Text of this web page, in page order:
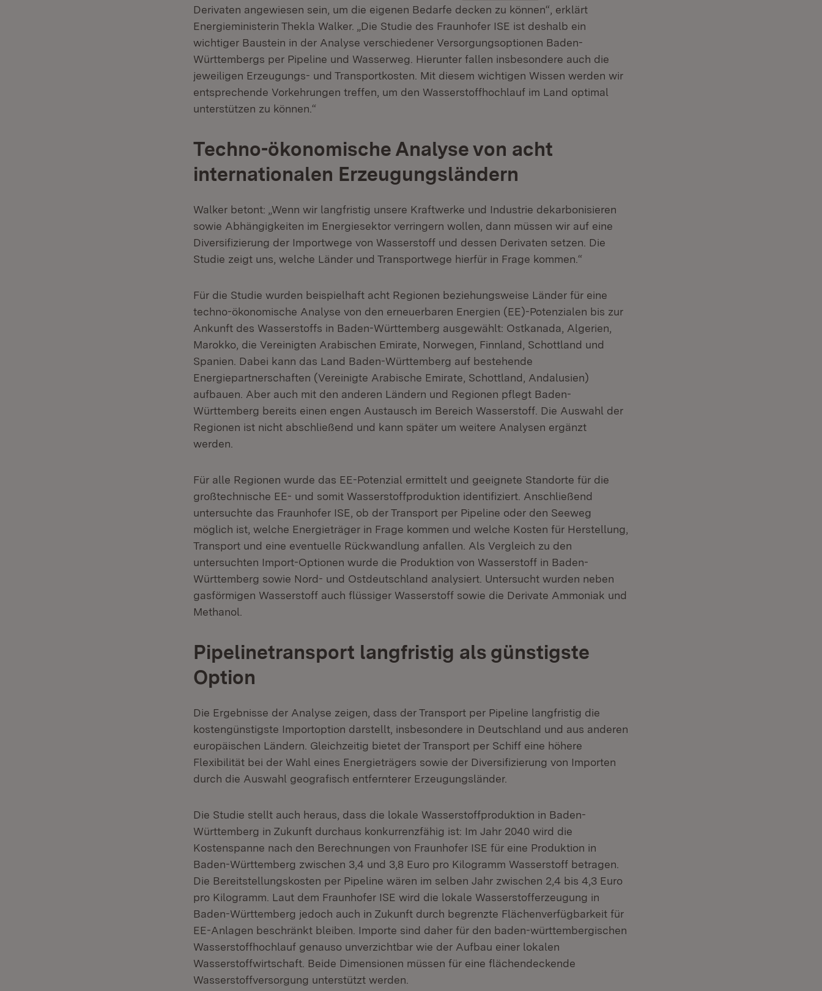
Derivaten angewiesen sein, um die eigenen Bedarfe decken zu können“, erklärt
Energieministerin Thekla Walker. „Die Studie des Fraunhofer ISE ist deshalb ein
wichtiger Baustein in der Analyse verschiedener Versorgungsoptionen Baden-
Württembergs per Pipeline und Wasserweg. Hierunter fallen insbesondere auch die
jeweiligen Erzeugungs- und Transportkosten. Mit diesem wichtigen Wissen werden wir
entsprechende Vorkehrungen treffen, um den Wasserstoffhochlauf im Land optimal
unterstützen zu können.“
Techno-ökonomische Analyse von acht
internationalen Erzeugungsländern
Walker betont: „Wenn wir langfristig unsere Kraftwerke und Industrie dekarbonisieren
sowie Abhängigkeiten im Energiesektor verringern wollen, dann müssen wir auf eine
Diversifizierung der Importwege von Wasserstoff und dessen Derivaten setzen. Die
Studie zeigt uns, welche Länder und Transportwege hierfür in Frage kommen.“
Für die Studie wurden beispielhaft acht Regionen beziehungsweise Länder für eine
techno-ökonomische Analyse von den erneuerbaren Energien (EE)-Potenzialen bis zur
Ankunft des Wasserstoffs in Baden-Württemberg ausgewählt: Ostkanada, Algerien,
Marokko, die Vereinigten Arabischen Emirate, Norwegen, Finnland, Schottland und
Spanien. Dabei kann das Land Baden-Württemberg auf bestehende
Energiepartnerschaften (Vereinigte Arabische Emirate, Schottland, Andalusien)
aufbauen. Aber auch mit den anderen Ländern und Regionen pflegt Baden-
Württemberg bereits einen engen Austausch im Bereich Wasserstoff. Die Auswahl der
Regionen ist nicht abschließend und kann später um weitere Analysen ergänzt
werden.
Für alle Regionen wurde das EE-Potenzial ermittelt und geeignete Standorte für die
großtechnische EE- und somit Wasserstoffproduktion identifiziert. Anschließend
untersuchte das Fraunhofer ISE, ob der Transport per Pipeline oder den Seeweg
möglich ist, welche Energieträger in Frage kommen und welche Kosten für Herstellung,
Transport und eine eventuelle Rückwandlung anfallen. Als Vergleich zu den
untersuchten Import-Optionen wurde die Produktion von Wasserstoff in Baden-
Württemberg sowie Nord- und Ostdeutschland analysiert. Untersucht wurden neben
gasförmigen Wasserstoff auch flüssiger Wasserstoff sowie die Derivate Ammoniak und
Methanol.
Pipelinetransport langfristig als günstigste
Option
Die Ergebnisse der Analyse zeigen, dass der Transport per Pipeline langfristig die
kostengünstigste Importoption darstellt, insbesondere in Deutschland und aus anderen
europäischen Ländern. Gleichzeitig bietet der Transport per Schiff eine höhere
Flexibilität bei der Wahl eines Energieträgers sowie der Diversifizierung von Importen
durch die Auswahl geografisch entfernterer Erzeugungsländer.
Die Studie stellt auch heraus, dass die lokale Wasserstoffproduktion in Baden-
Württemberg in Zukunft durchaus konkurrenzfähig ist: Im Jahr 2040 wird die
Kostenspanne nach den Berechnungen von Fraunhofer ISE für eine Produktion in
Baden-Württemberg zwischen 3,4 und 3,8 Euro pro Kilogramm Wasserstoff betragen.
Die Bereitstellungskosten per Pipeline wären im selben Jahr zwischen 2,4 bis 4,3 Euro
pro Kilogramm. Laut dem Fraunhofer ISE wird die lokale Wasserstofferzeugung in
Baden-Württemberg jedoch auch in Zukunft durch begrenzte Flächenverfügbarkeit für
EE-Anlagen beschränkt bleiben. Importe sind daher für den baden-württembergischen
Wasserstoffhochlauf genauso unverzichtbar wie der Aufbau einer lokalen
Wasserstoffwirtschaft. Beide Dimensionen müssen für eine flächendeckende
Wasserstoffversorgung unterstützt werden.